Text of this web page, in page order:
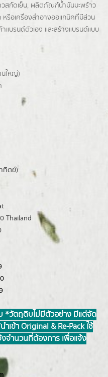
วสกัดเย็น, ผลิตภัณฑ์น้ำมันมะพร้าว
หรือเครื่องสำอางออแกนิคที่มีส่วน
บรนด์ตัวเอง และสร้างแบรนด์แบบ
นใหญ่)
ทิตย์)
Thailand
*วัตถุดิบไม่มีตัวอย่าง มีแต่จัด
ข้า Original & Re-Pack ใช้
จำนวนที่ต้องการ เพื่อแจ้ง